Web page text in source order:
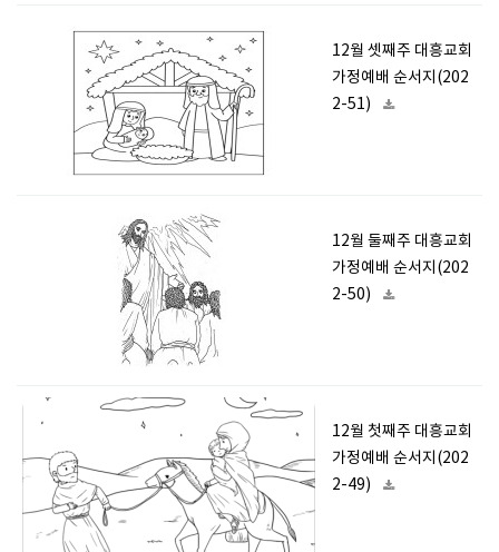
12월 셋째주 대흥교회
가정예배 순서지(202
2-51)
12월 둘째주 대흥교회
가정예배 순서지(202
2-50)
12월 첫째주 대흥교회
가정예배 순서지(202
2-49)